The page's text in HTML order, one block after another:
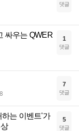
댓글
싸우는 QWER
1
댓글
7
댓글
는 이벤트'가
5
댓글